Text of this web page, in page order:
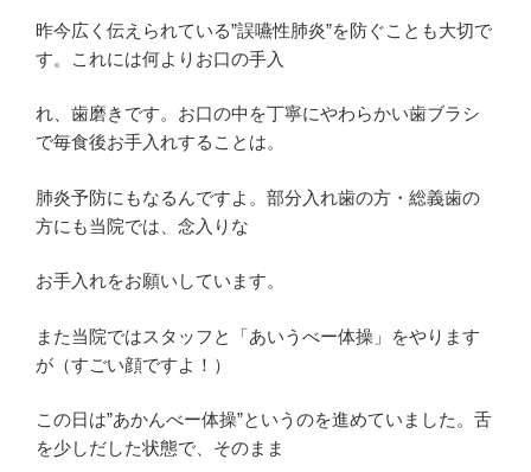
昨今広く伝えられている”誤嚥性肺炎”を防ぐことも大切で
す。これには何よりお口の手入
れ、歯磨きです。お口の中を丁寧にやわらかい歯ブラシ
で毎食後お手入れすることは。
肺炎予防にもなるんですよ。部分入れ歯の方・総義歯の
方にも当院では、念入りな
お手入れをお願いしています。
また当院ではスタッフと「あいうべー体操」をやります
が（すごい顔ですよ！）
この日は”あかんべー体操”というのを進めていました。舌
を少しだした状態で、そのまま